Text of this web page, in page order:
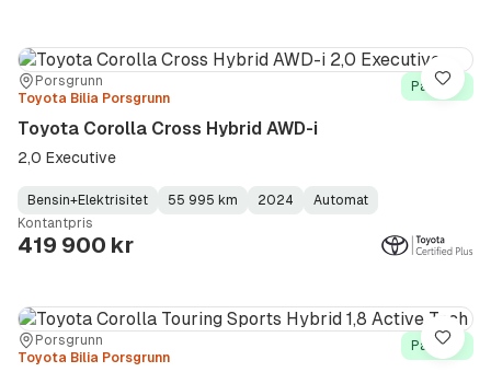
Sted:Porsgrunn
Forhandler:
Toyota Bilia Porsgrunn
På lager
Toyota Corolla Cross Hybrid AWD-i
2,0 Executive
Fuel
Type:
Bensin+Elektrisitet
Kilometerstand: 55 995 km
Model
Year:
2024
Gearbox
Type:
Automat
Kontantpris
419 900 kr
Lagre
Sted:Porsgrunn
Forhandler:
Toyota Bilia Porsgrunn
På lager
Lagre